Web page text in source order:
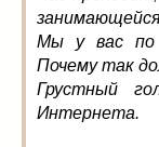
Мы у вас по
Почему так
Грустный
Интернета.